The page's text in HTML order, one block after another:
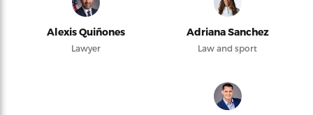
Alexis Quiñones
Lawyer
Adriana Sanchez
Law and sport